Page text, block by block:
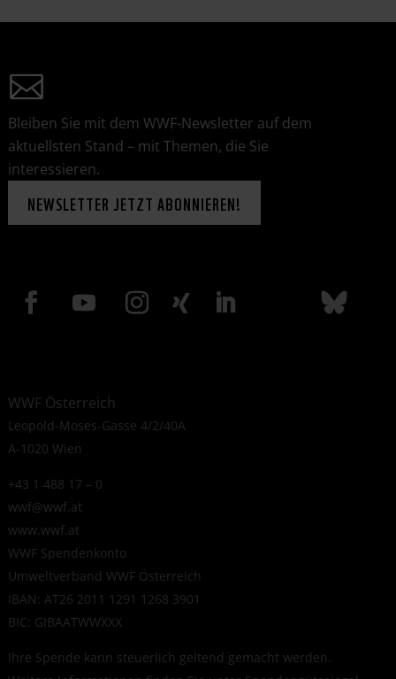
Bleiben Sie mit dem WWF-Newsletter auf dem
aktuellsten Stand – mit Themen, die Sie
interessieren.
NEWSLETTER JETZT ABONNIEREN!
WWF Österreich
Leopold-Moses-Gasse 4/2/40A
A-1020 Wien
+43 1 488 17 – 0
wwf@wwf.at
www.wwf.at
WWF Spendenkonto
Umweltverband WWF Österreich
IBAN: AT26 2011 1291 1268 3901
BIC: GIBAATWWXXX
Ihre Spende kann steuerlich geltend gemacht werden.